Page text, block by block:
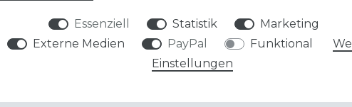
Essenziell Statistik
Marketing
Externe Medien
PayPal Funktional
Einstellungen